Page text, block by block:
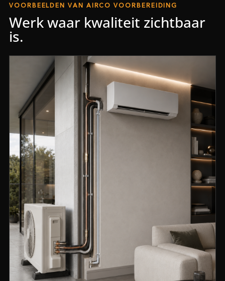
VOORBEELDEN VAN AIRCO VOORBEREIDING
Werk waar kwaliteit zichtbaar
is.